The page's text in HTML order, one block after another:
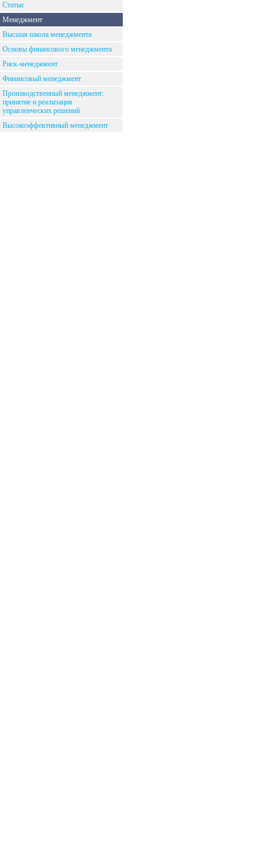
Статьи
Менеджмент
Высшая школа менеджмента
Основы финансового менеджмента
Риск-менеджмент
Финансовый менеджмент
Производственный менеджмент:
принятие и реализация
управленческих решений
Высокоэффективный менеджмент